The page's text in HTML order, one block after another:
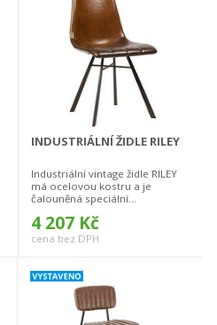
INDUSTRIÁLNÍ ŽIDLE RILEY
Industriální vintage židle RILEY
má ocelovou kostru a je
čalouněná speciální...
4 207 Kč
cena bez DPH